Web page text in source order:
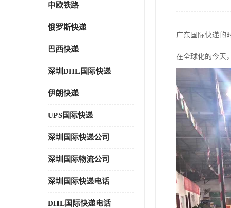
中欧铁路
俄罗斯快递
巴西快递
深圳DHL国际快递
伊朗快递
UPS国际快递
深圳国际快递公司
深圳国际物流公司
深圳国际快递电话
DHL国际快递电话
广东国际快递的
在全球化的今天